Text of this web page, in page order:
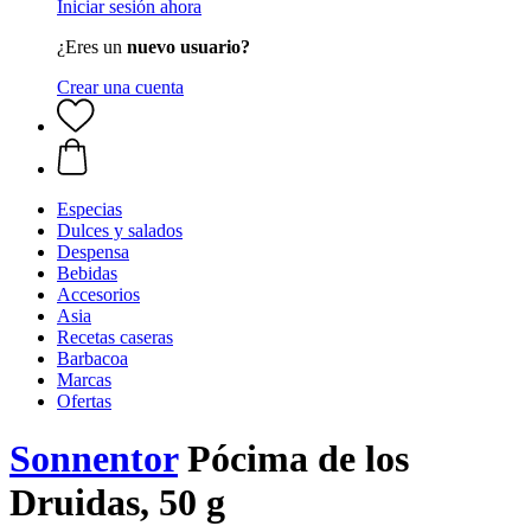
Iniciar sesión ahora
¿Eres un nuevo usuario?
Crear una cuenta
Especias
Dulces y salados
Despensa
Bebidas
Accesorios
Asia
Recetas caseras
Barbacoa
Marcas
Ofertas
SonnentorPócima de los
Druidas, 50 g